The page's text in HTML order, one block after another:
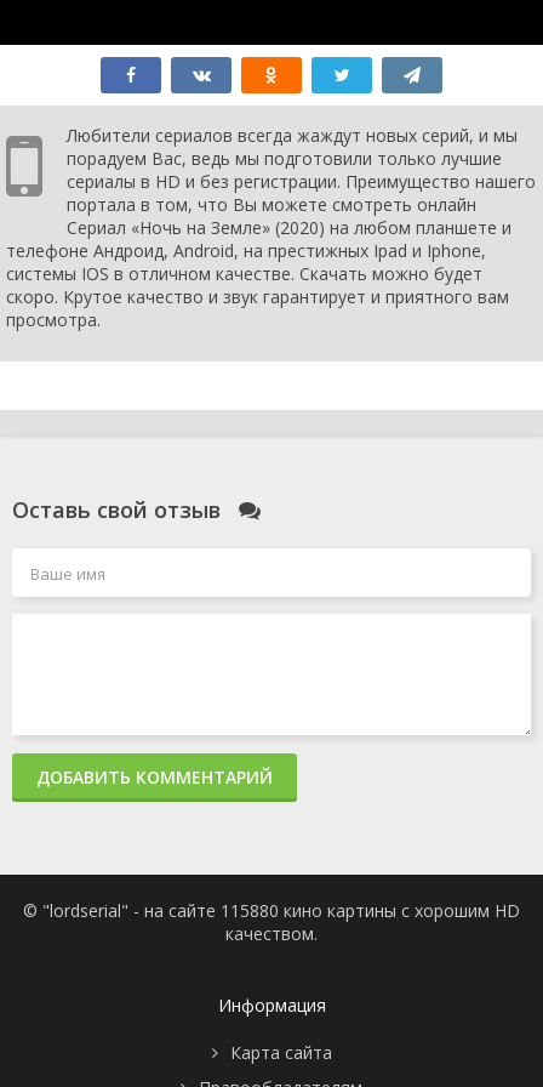
Любители сериалов всегда жаждут новых серий, и мы
порадуем Вас, ведь мы подготовили только лучшие
сериалы в HD и без регистрации. Преимущество нашего
портала в том, что Вы можете смотреть онлайн
Сериал «Ночь на Земле» (2020) на любом планшете и
телефоне Андроид, Android, на престижных Ipad и Iphone,
системы IOS в отличном качестве. Скачать можно будет
скоро. Крутое качество и звук гарантирует и приятного вам
просмотра.
Оставь свой отзыв
ДОБАВИТЬ КОММЕНТАРИЙ
© "lordserial" - на сайте 115880 кино картины с хорошим HD
качеством.
Информация
Карта сайта